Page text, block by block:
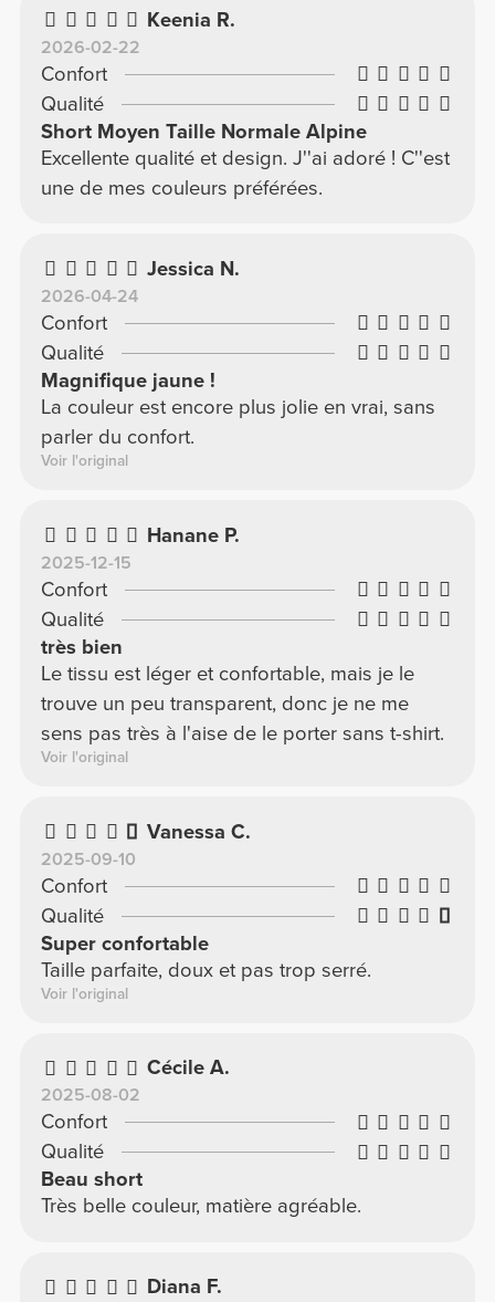
Keenia R.
2026-02-22
Confort
Qualité
Short Moyen Taille Normale Alpine
Excellente qualité et design. J''ai adoré ! C''est
une de mes couleurs préférées.
Jessica N.
2026-04-24
Confort
Qualité
Magnifique jaune !
La couleur est encore plus jolie en vrai, sans
parler du confort.
Voir l'original
Hanane P.
2025-12-15
Confort
Qualité
très bien
Le tissu est léger et confortable, mais je le
trouve un peu transparent, donc je ne me
sens pas très à l'aise de le porter sans t-shirt.
Voir l'original
Vanessa C.
2025-09-10
Confort
Qualité
Super confortable
Taille parfaite, doux et pas trop serré.
Voir l'original
Cécile A.
2025-08-02
Confort
Qualité
Beau short
Très belle couleur, matière agréable.
Diana F.